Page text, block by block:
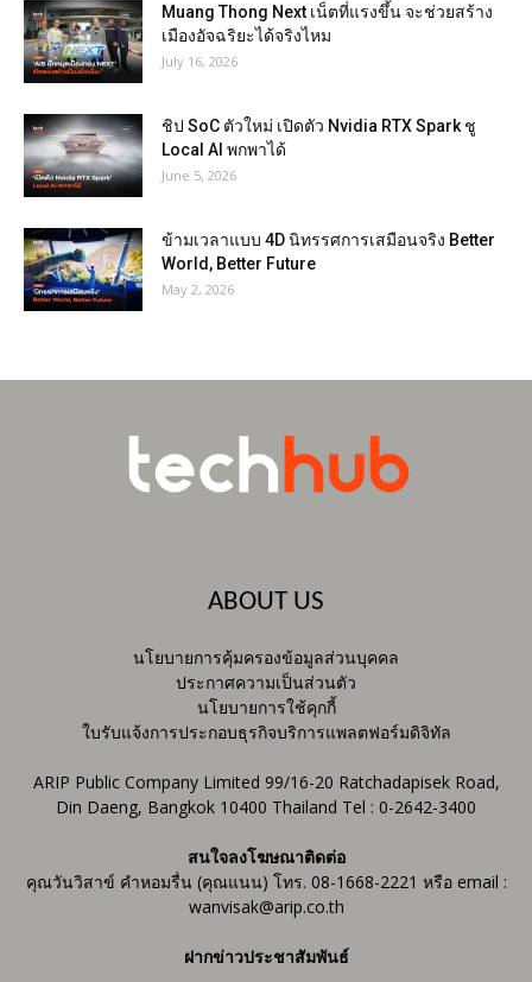
Muang Thong Next เน็ตที่แรงขึ้น จะช่วยสร้าง
เมืองอัจฉริยะได้จริงไหม
July 16, 2026
ชิป SoC ตัวใหม่ เปิดตัว Nvidia RTX Spark ชู
Local AI พกพาได้
June 5, 2026
ข้ามเวลาแบบ 4D นิทรรศการเสมือนจริง Better
World, Better Future
May 2, 2026
ABOUT US
นโยบายการคุ้มครองข้อมูลส่วนบุคคล
ประกาศความเป็นส่วนตัว
นโยบายการใช้คุกกี้
ใบรับแจ้งการประกอบธุรกิจบริการแพลตฟอร์มดิจิทัล
ARIP Public Company Limited 99/16-20 Ratchadapisek Road,
Din Daeng, Bangkok 10400 Thailand Tel : 0-2642-3400
สนใจลงโฆษณาติดต่อ
คุณวันวิสาข์ คำหอมรื่น (คุณแนน) โทร. 08-1668-2221 หรือ email :
wanvisak@arip.co.th
ฝากข่าวประชาสัมพันธ์